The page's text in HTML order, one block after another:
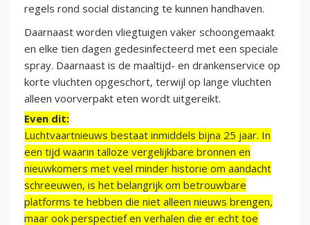
regels rond social distancing te kunnen handhaven.
Daarnaast worden vliegtuigen vaker schoongemaakt
en elke tien dagen gedesinfecteerd met een speciale
spray. Daarnaast is de maaltijd- en drankenservice op
korte vluchten opgeschort, terwijl op lange vluchten
alleen voorverpakt eten wordt uitgereikt.
Even dit:
Luchtvaartnieuws bestaat inmiddels bijna 25 jaar. In
een tijd waarin talloze vergelijkbare bronnen en
nieuwkomers met veel minder historie om aandacht
schreeuwen, is het belangrijk om betrouwbare
platforms te hebben die niet alleen nieuws brengen,
maar ook perspectief en verhalen die er echt toe